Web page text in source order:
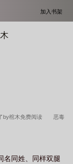
加入书架
by棺木免费阅读 恶毒
了by棺木TXT 恶毒炮
名同姓、同样双腿